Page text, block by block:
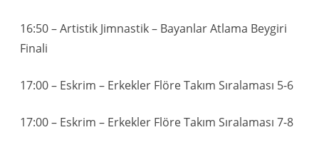
16:50 – Artistik Jimnastik – Bayanlar Atlama Beygiri
Finali
17:00 – Eskrim – Erkekler Flöre Takım Sıralaması 5-6
17:00 – Eskrim – Erkekler Flöre Takım Sıralaması 7-8